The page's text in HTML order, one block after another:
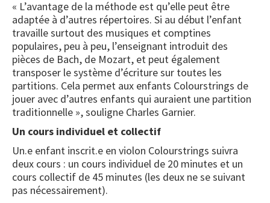
« L’avantage de la méthode est qu’elle peut être
adaptée à d’autres répertoires. Si au début l’enfant
travaille surtout des musiques et comptines
populaires, peu à peu, l’enseignant introduit des
pièces de Bach, de Mozart, et peut également
transposer le système d’écriture sur toutes les
partitions. Cela permet aux enfants Colourstrings de
jouer avec d’autres enfants qui auraient une partition
traditionnelle », souligne Charles Garnier.
Un cours individuel et collectif
Un.e enfant inscrit.e en violon Colourstrings suivra
deux cours : un cours individuel de 20 minutes et un
cours collectif de 45 minutes (les deux ne se suivant
pas nécessairement).